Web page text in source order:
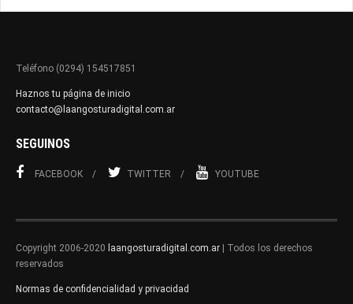
Teléfono (0294) 154517851
Haznos tu página de inicio
contacto@laangosturadigital.com.ar
SEGUINOS
FACEBOOK TWITTER YOUTUBE
Copyright 2006-2020 laangosturadigital.com.ar | Todos los derechos
reservados
Normas de confidencialidad y privacidad